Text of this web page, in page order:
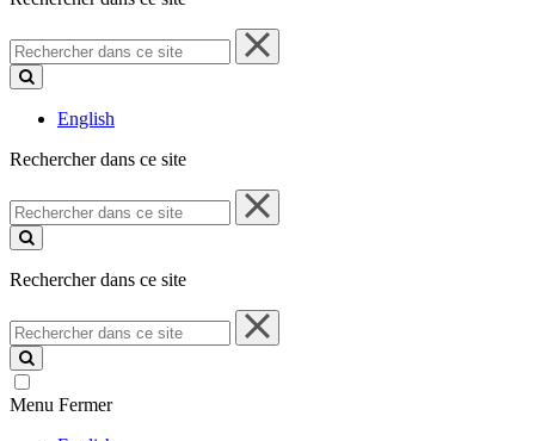
Rechercher
dans
ce
English
Rechercher dans ce site
Rechercher
dans
ce
Rechercher dans ce site
Rechercher
dans
ce
site
Menu Fermer